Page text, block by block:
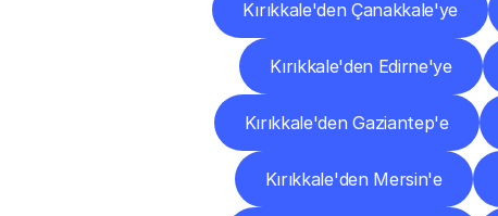
Kırıkkale'den Çanakkale'ye
Kırıkkale'den Edirne'ye
Kırıkkale'den Gaziantep'e
Kırıkkale'den Mersin'e